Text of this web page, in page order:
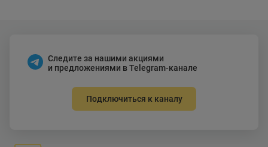
Следите за нашими акциями
и предложениями в Telegram-канале
Подключиться к каналу